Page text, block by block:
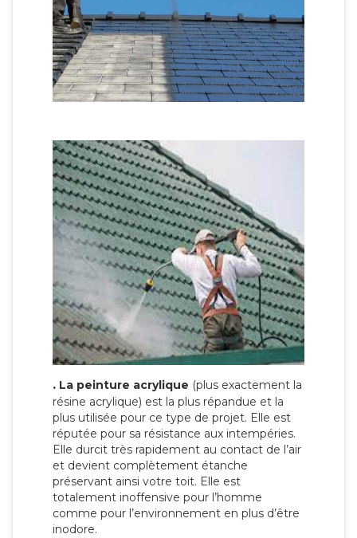
. La peinture acrylique (plus exactement la
résine acrylique) est la plus répandue et la
plus utilisée pour ce type de projet. Elle est
réputée pour sa résistance aux intempéries.
Elle durcit très rapidement au contact de l’air
et devient complètement étanche
préservant ainsi votre toit. Elle est
totalement inoffensive pour l’homme
comme pour l’environnement en plus d’être
inodore.